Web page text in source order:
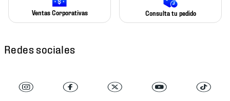
Ventas Corporativas Consulta tu pedido
Redes sociales